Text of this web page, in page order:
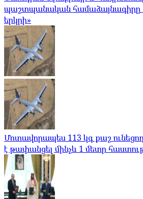
պաշտպանական համաձայնագիրը
երկրի»
Մոտավորապես 113 կգ քաշ
է թափանցել մինչև 1 մետր